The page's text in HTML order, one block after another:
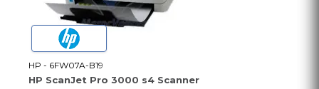
HP - 6FW07A-B19
HP ScanJet Pro 3000 s4 Scanner